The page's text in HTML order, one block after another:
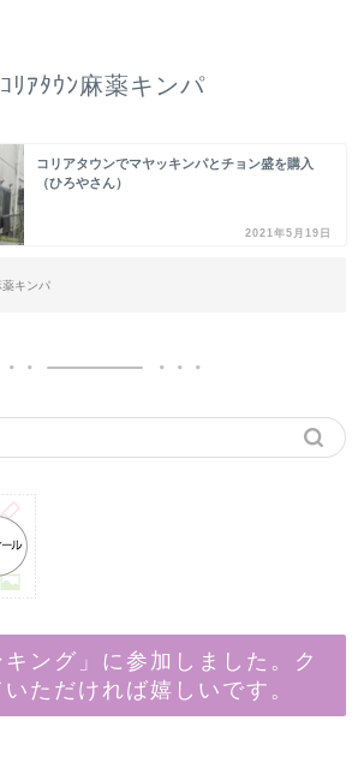
ﾘｱﾀｳﾝ麻薬キンパ
コリアタウンでマヤッキンパとチョン盛を購入
（ひろやさん）
2021年5月19日
薬キンパ
キング」に参加しました。ク
ただければ嬉しいです。